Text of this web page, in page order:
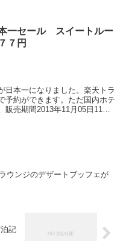
一セール スイートルー
７円
日本一になりました。楽天トラ
予約ができます。ただ国内ホテ
販売期間2013年11月05日11時
ウンジのデザートブッフェが
記